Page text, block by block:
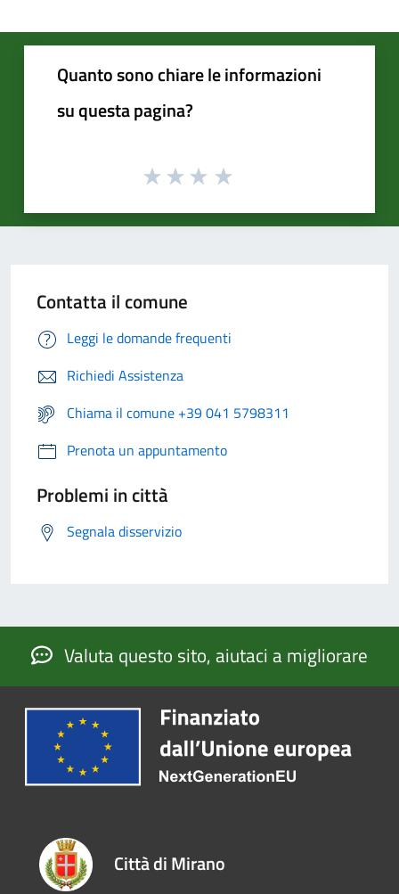
Quanto sono chiare le informazioni
su questa pagina?
Contatta il comune
Leggi le domande frequenti
Richiedi Assistenza
Chiama il comune +39 041 5798311
Prenota un appuntamento
Problemi in città
Segnala disservizio
Valuta questo sito, aiutaci a migliorare
Città di Mirano